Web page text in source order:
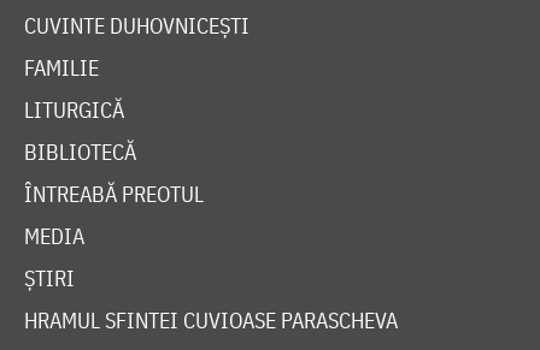
CUVINTE DUHOVNICEȘTI
FAMILIE
LITURGICĂ
BIBLIOTECĂ
ÎNTREABĂ PREOTUL
MEDIA
ȘTIRI
HRAMUL SFINTEI CUVIOASE PARASCHEVA